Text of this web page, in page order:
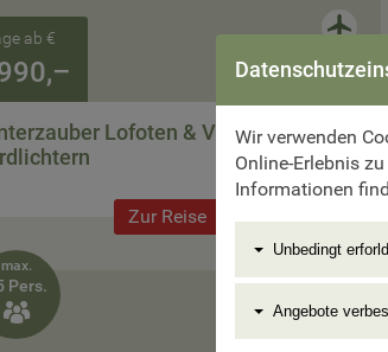
ab €
Lofoten & Vesterålen mit
Zur Reise
max.
Pers.

Wir verwenden
Online-Erlebnis
Informationen
Unbedingt
Angebote